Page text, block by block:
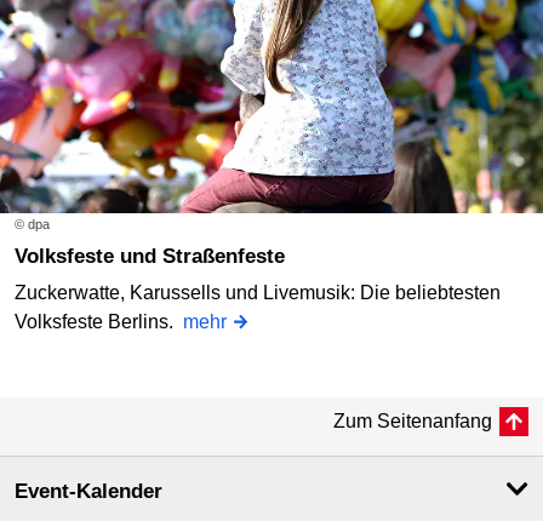
© dpa
Volksfeste und Straßenfeste
Zuckerwatte, Karussells und Livemusik: Die beliebtesten
Volksfeste Berlins. mehr
Zum Seitenanfang
Event-Kalender